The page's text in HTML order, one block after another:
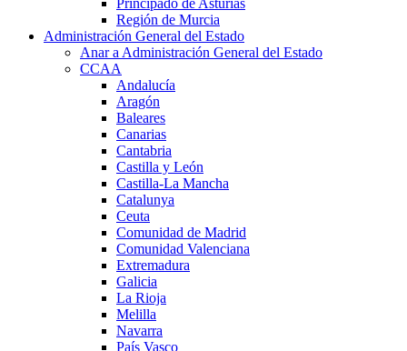
Región de Murcia
Administración General del Estado
Anar a Administración General del Estado
CCAA
Andalucía
Aragón
Baleares
Canarias
Cantabria
Castilla y León
Castilla-La Mancha
Catalunya
Ceuta
Comunidad de Madrid
Comunidad Valenciana
Extremadura
Galicia
La Rioja
Melilla
Navarra
País Vasco